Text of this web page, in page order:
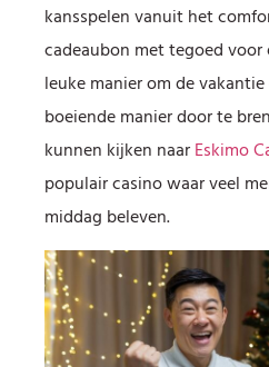
kansspelen vanuit het
cadeaubon met tegoed voor
leuke manier om de
boeiende manier door te
kunnen kijken naarEskimo
populair casino waar veel
middag beleven.